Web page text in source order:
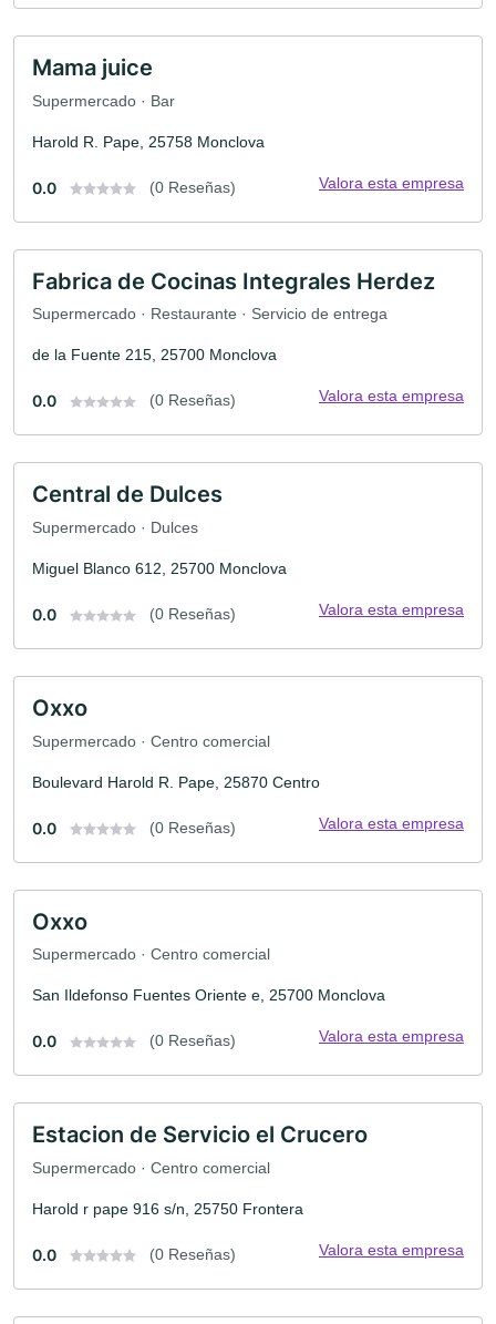
Mama juice
Supermercado · Bar
Harold R. Pape, 25758 Monclova
0.0 (0 Reseñas) Valora esta empresa
Fabrica de Cocinas Integrales Herdez
Supermercado · Restaurante · Servicio de entrega
de la Fuente 215, 25700 Monclova
0.0 (0 Reseñas) Valora esta empresa
Central de Dulces
Supermercado · Dulces
Miguel Blanco 612, 25700 Monclova
0.0 (0 Reseñas) Valora esta empresa
Oxxo
Supermercado · Centro comercial
Boulevard Harold R. Pape, 25870 Centro
0.0 (0 Reseñas) Valora esta empresa
Oxxo
Supermercado · Centro comercial
San Ildefonso Fuentes Oriente e, 25700 Monclova
0.0 (0 Reseñas) Valora esta empresa
Estacion de Servicio el Crucero
Supermercado · Centro comercial
Harold r pape 916 s/n, 25750 Frontera
0.0 (0 Reseñas) Valora esta empresa